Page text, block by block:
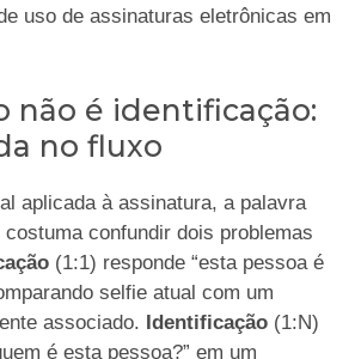
uso de assinaturas eletrônicas em
não é identificação:
no fluxo
aplicada à assinatura, a palavra
costuma confundir dois problemas
(1:1) responde “esta pessoa é
selfie atual com um
associado. Identificação (1:N)
é esta pessoa?” em um